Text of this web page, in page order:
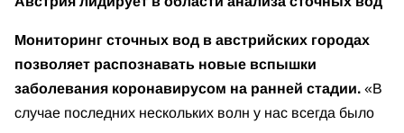
Мониторинг сточных вод в австрийских городах
позволяет распознавать новые вспышки
заболевания коронавирусом на ранней стадии. «В
случае последних нескольких волн у нас всегда было